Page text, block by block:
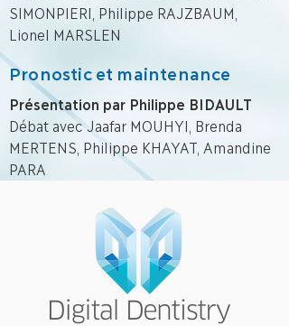
SIMONPIERI, Philippe RAJZBAUM,
Lionel MARSLEN
Pronostic et maintenance
Présentation par Philippe BIDAULT
Débat avec Jaafar MOUHYI, Brenda
MERTENS, Philippe KHAYAT, Amandine
PARA